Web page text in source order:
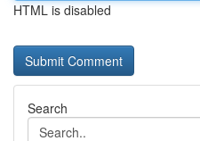
HTML is disabled
Search